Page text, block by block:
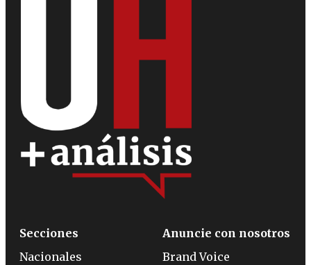
Secciones
Nacionales
Anuncie con nosotros
Brand Voice